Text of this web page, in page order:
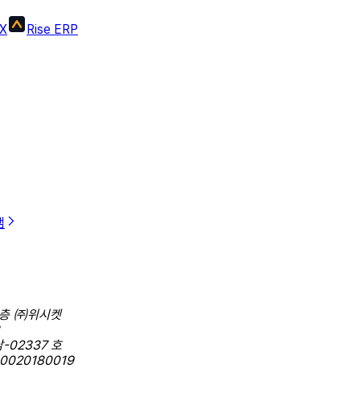
Rise ERP
㈜위시켓
-02337 호